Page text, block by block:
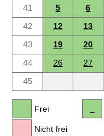
41
5 6
42
12 13
43
19 20
44
26 27
45
Frei
Nicht frei